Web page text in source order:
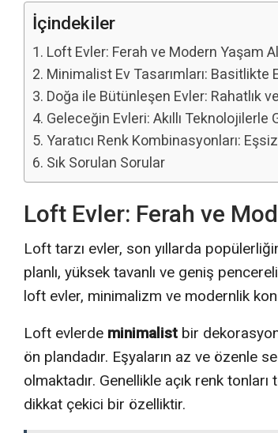
İçindekiler
Loft Evler: Ferah ve Modern Yaşam
Minimalist Ev Tasarımları: Basitlikte
Doğa ile Bütünleşen Evler: Rahatlık
Geleceğin Evleri: Akıllı Teknolojilerle
Yaratıcı Renk Kombinasyonları:
Sık Sorulan Sorular
Loft Evler: Ferah ve
Loft tarzı evler, son yıllarda
planlı, yüksek tavanlı ve geniş
loft evler, minimalizm ve modernlik
Loft evlerde minimalist bir
ön plandadır. Eşyaların az ve özenle
olmaktadır. Genellikle açık renk
dikkat çekici bir özelliktir.